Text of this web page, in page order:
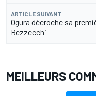
ARTICLE SUIVANT
Ogura décroche sa
Bezzecchi
MEILLEURS